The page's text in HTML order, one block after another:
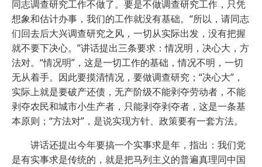
同志调查研究工作不做了。要是不做调查研究工作，只凭
想象和估计办事，我们的工作就没有基础。“所以，请同志
们回去后大兴调查研究之风，一切从实际出发，没有把握
就不要下决心。”讲话提出三条要求：情况明，决心大，方
法对。“情况明”，这是一切工作的基础，情况不明，一切
无从着手。因此要摸清情况，要做调查研究；“决心大”，
实际上就是要破产还债，无产阶级不能剥夺劳动者，不能
剥夺农民和城市小生产者，只能剥夺剥夺者，这是一条基
本原则；“方法对”，是说实现方针、政策要有一套方法。
讲话还提出今年要搞一个实事求是年，指出：我们党
是有实事求是传统的，就是把马列主义的普遍真理同中国